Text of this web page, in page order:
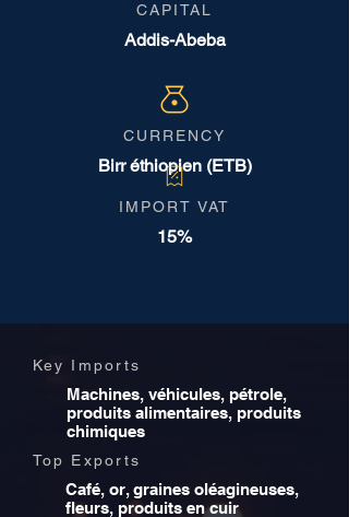
CAPITAL
Addis-Abeba
CURRENCY
Birr éthiopien (ETB)
IMPORT VAT
15%
Key Imports
Machines, véhicules, pétrole,
produits alimentaires, produits
chimiques
Top Exports
Café, or, graines oléagineuses,
fleurs, produits en cuir